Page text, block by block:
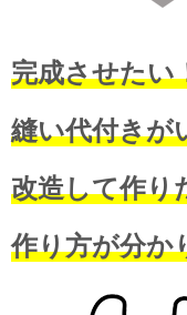
完成させた
縫い代付きが
改造して作
作り方が分か